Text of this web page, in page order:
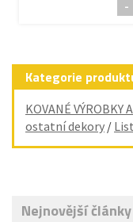
-
Kategorie
KOVANÉ VÝROBKY
ostatní dekory /
Nejnovější